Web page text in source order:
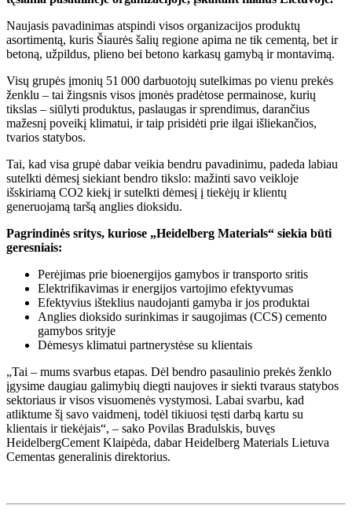
Naujasis pavadinimas atspindi visos organizacijos produktų
asortimentą, kuris Šiaurės šalių regione apima ne tik cementą, bet ir
betoną, užpildus, plieno bei betono karkasų gamybą ir montavimą.
Visų grupės įmonių 51 000 darbuotojų sutelkimas po vienu prekės
ženklu – tai žingsnis visos įmonės pradėtose permainose, kurių
tikslas – siūlyti produktus, paslaugas ir sprendimus, darančius
mažesnį poveikį klimatui, ir taip prisidėti prie ilgai išliekančios,
tvarios statybos.
Tai, kad visa grupė dabar veikia bendru pavadinimu, padeda labiau
sutelkti dėmesį siekiant bendro tikslo: mažinti savo veikloje
išskiriamą CO2 kiekį ir sutelkti dėmesį į tiekėjų ir klientų
generuojamą taršą anglies dioksidu.
Pagrindinės sritys, kuriose „Heidelberg Materials“ siekia būti
geresniais:
Perėjimas prie bioenergijos gamybos ir transporto sritis
Elektrifikavimas ir energijos vartojimo efektyvumas
Efektyvius išteklius naudojanti gamyba ir jos produktai
Anglies dioksido surinkimas ir saugojimas (CCS) cemento
gamybos srityje
Dėmesys klimatui partnerystėse su klientais
„Tai – mums svarbus etapas. Dėl bendro pasaulinio prekės ženklo
įgysime daugiau galimybių diegti naujoves ir siekti tvaraus statybos
sektoriaus ir visos visuomenės vystymosi. Labai svarbu, kad
atliktume šį savo vaidmenį, todėl tikiuosi tęsti darbą kartu su
klientais ir tiekėjais“, – sako Povilas Bradulskis, buvęs
HeidelbergCement Klaipėda, dabar Heidelberg Materials Lietuva
Cementas generalinis direktorius.